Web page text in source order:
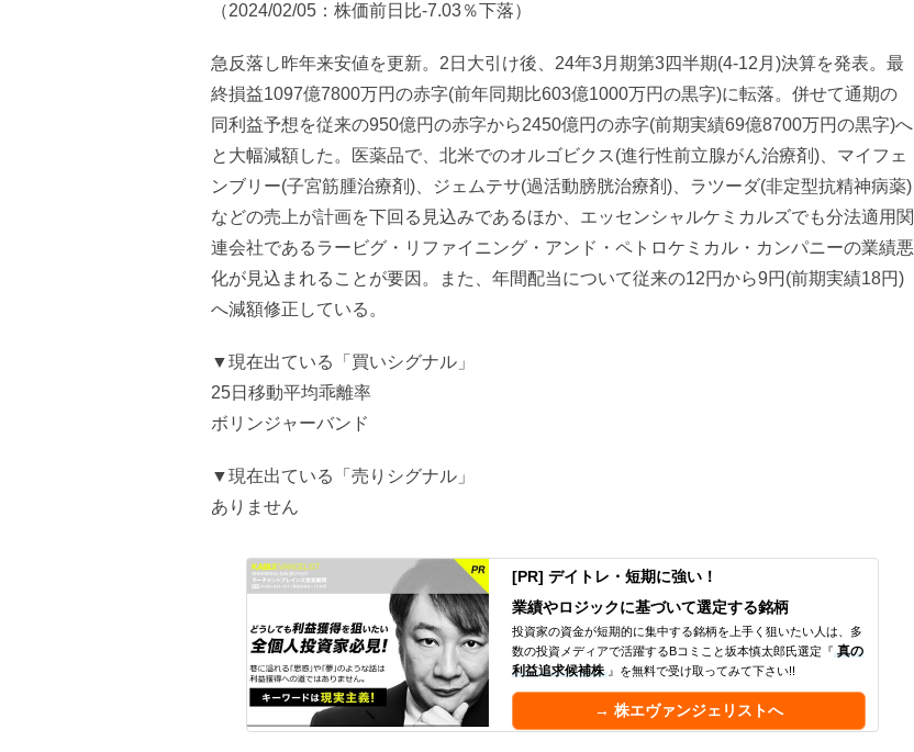
（2024/02/05：株価前日比-7.03％下落）
急反落し昨年来安値を更新。2日大引け後、24年3月期第3四半期(4-12月)決算を発表。最
終損益1097億7800万円の赤字(前年同期比603億1000万円の黒字)に転落。併せて通期の
同利益予想を従来の950億円の赤字から2450億円の赤字(前期実績69億8700万円の黒字)へ
と大幅減額した。医薬品で、北米でのオルゴビクス(進行性前立腺がん治療剤)、マイフェ
ンブリー(子宮筋腫治療剤)、ジェムテサ(過活動膀胱治療剤)、ラツーダ(非定型抗精神病薬)
などの売上が計画を下回る見込みであるほか、エッセンシャルケミカルズでも分法適用関
連会社であるラービグ・リファイニング・アンド・ペトロケミカル・カンパニーの業績悪
化が見込まれることが要因。また、年間配当について従来の12円から9円(前期実績18円)
へ減額修正している。
▼現在出ている「買いシグナル」
25日移動平均乖離率
ボリンジャーバンド
▼現在出ている「売りシグナル」
ありません
[PR] デイトレ・短期に強い！
業績やロジックに基づいて選定する銘柄
投資家の資金が短期的に集中する銘柄を上手く狙いたい人は、多
数の投資メディアで活躍するBコミこと坂本慎太郎氏選定『 真の
利益追求候補株 』を無料で受け取ってみて下さい!!
→ 株エヴァンジェリストへ